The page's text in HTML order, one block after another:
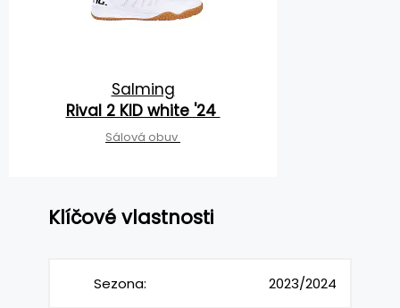
Salming
Rival 2 KID white '24
Sálová obuv
Klíčové vlastnosti
Sezona: 2023/2024